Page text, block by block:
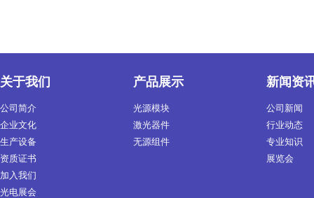
关于我们
公司简介
企业文化
生产设备
资质证书
加入我们
光电展会
产品展示
光源模块
激光器件
无源组件
新闻资
公司新闻
行业动态
专业知识
展览会